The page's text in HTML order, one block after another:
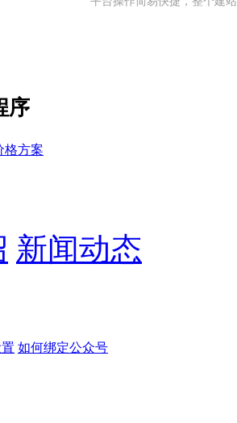
序
格方案
新闻动态
如何绑定公众号